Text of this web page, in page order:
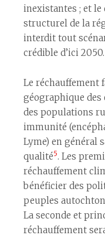
inexistantes ; et
structurel de la
interdit tout
crédible d’ici 2050.
Le réchauffement
géographique des
des populations
immunité
Lyme) en général
qualité5. Les
réchauffement
bénéficier des
peuples
La seconde et
réchauffement